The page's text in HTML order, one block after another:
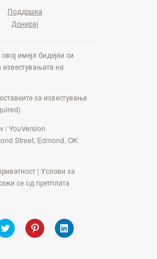
Поддршка
Донирај
имејл бидејќи си
известувањата на
за известување
/ YouVersion
Street, Edmond, OK
| Услови за
се од претплата
C
l
C
l
C
l